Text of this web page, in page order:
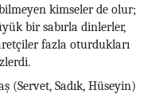
kimseler de olur;
bir sabırla dinlerler,
fazla oturdukları
(Servet, Sadık, Hüseyin)